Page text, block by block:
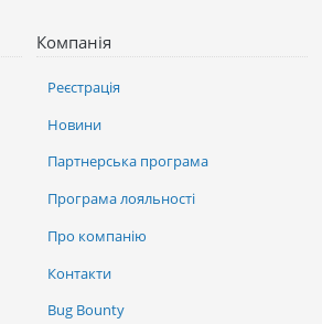
Компанія
Реєстрація
Новини
Партнерська програма
Програма лояльності
Про компанію
Контакти
Bug Bounty